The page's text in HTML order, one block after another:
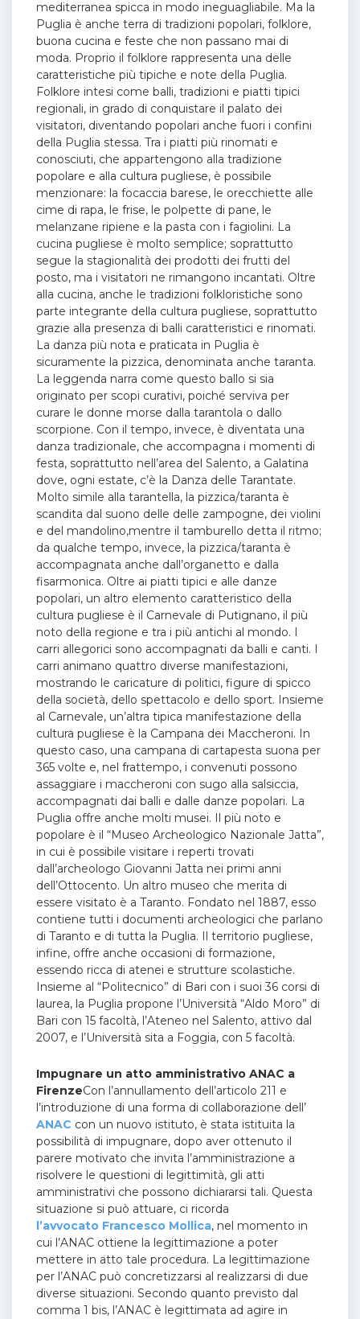
mediterranea spicca in modo ineguagliabile. Ma la
Puglia è anche terra di tradizioni popolari, folklore,
buona cucina e feste che non passano mai di
moda. Proprio il folklore rappresenta una delle
caratteristiche più tipiche e note della Puglia.
Folklore intesi come balli, tradizioni e piatti tipici
regionali, in grado di conquistare il palato dei
visitatori, diventando popolari anche fuori i confini
della Puglia stessa. Tra i piatti più rinomati e
conosciuti, che appartengono alla tradizione
popolare e alla cultura pugliese, è possibile
menzionare: la focaccia barese, le orecchiette alle
cime di rapa, le frise, le polpette di pane, le
melanzane ripiene e la pasta con i fagiolini. La
cucina pugliese è molto semplice; soprattutto
segue la stagionalità dei prodotti dei frutti del
posto, ma i visitatori ne rimangono incantati. Oltre
alla cucina, anche le tradizioni folkloristiche sono
parte integrante della cultura pugliese, soprattutto
grazie alla presenza di balli caratteristici e rinomati.
La danza più nota e praticata in Puglia è
sicuramente la pizzica, denominata anche taranta.
La leggenda narra come questo ballo si sia
originato per scopi curativi, poiché serviva per
curare le donne morse dalla tarantola o dallo
scorpione. Con il tempo, invece, è diventata una
danza tradizionale, che accompagna i momenti di
festa, soprattutto nell’area del Salento, a Galatina
dove, ogni estate, c’è la Danza delle Tarantate.
Molto simile alla tarantella, la pizzica/taranta è
scandita dal suono delle delle zampogne, dei violini
e del mandolino,mentre il tamburello detta il ritmo;
da qualche tempo, invece, la pizzica/taranta è
accompagnata anche dall’organetto e dalla
fisarmonica. Oltre ai piatti tipici e alle danze
popolari, un altro elemento caratteristico della
cultura pugliese è il Carnevale di Putignano, il più
noto della regione e tra i più antichi al mondo. I
carri allegorici sono accompagnati da balli e canti. I
carri animano quattro diverse manifestazioni,
mostrando le caricature di politici, figure di spicco
della società, dello spettacolo e dello sport. Insieme
al Carnevale, un’altra tipica manifestazione della
cultura pugliese è la Campana dei Maccheroni. In
questo caso, una campana di cartapesta suona per
365 volte e, nel frattempo, i convenuti possono
assaggiare i maccheroni con sugo alla salsiccia,
accompagnati dai balli e dalle danze popolari. La
Puglia offre anche molti musei. Il più noto e
popolare è il “Museo Archeologico Nazionale Jatta”,
in cui è possibile visitare i reperti trovati
dall’archeologo Giovanni Jatta nei primi anni
dell’Ottocento. Un altro museo che merita di
essere visitato è a Taranto. Fondato nel 1887, esso
contiene tutti i documenti archeologici che parlano
di Taranto e di tutta la Puglia. Il territorio pugliese,
infine, offre anche occasioni di formazione,
essendo ricca di atenei e strutture scolastiche.
Insieme al “Politecnico” di Bari con i suoi 36 corsi di
laurea, la Puglia propone l’Università “Aldo Moro” di
Bari con 15 facoltà, l’Ateneo nel Salento, attivo dal
2007, e l’Università sita a Foggia, con 5 facoltà.
Impugnare un atto amministrativo ANAC a
FirenzeCon l’annullamento dell’articolo 211 e
l’introduzione di una forma di collaborazione dell’
ANAC con un nuovo istituto, è stata istituita la
possibilità di impugnare, dopo aver ottenuto il
parere motivato che invita l’amministrazione a
risolvere le questioni di legittimità, gli atti
amministrativi che possono dichiararsi tali. Questa
situazione si può attuare, ci ricorda
l’avvocato Francesco Mollica, nel momento in
cui l’ANAC ottiene la legittimazione a poter
mettere in atto tale procedura. La legittimazione
per l’ANAC può concretizzarsi al realizzarsi di due
diverse situazioni. Secondo quanto previsto dal
comma 1 bis, l’ANAC è legittimata ad agire in